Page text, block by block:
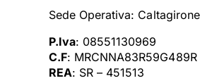
Sede Operativa:
P.Iva: 08551130969
C.F: MRCNNA83R59G489R
REA: SR – 451513